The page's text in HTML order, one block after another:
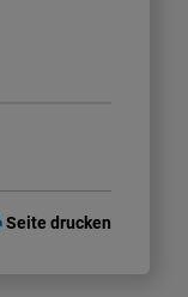
Seite drucken